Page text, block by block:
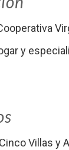
y
Villas y